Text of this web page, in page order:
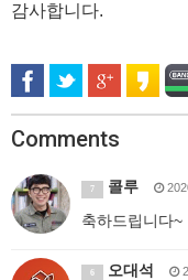
감사합니다.
Comments
7 콜루
축하드립니다~
6 오대석